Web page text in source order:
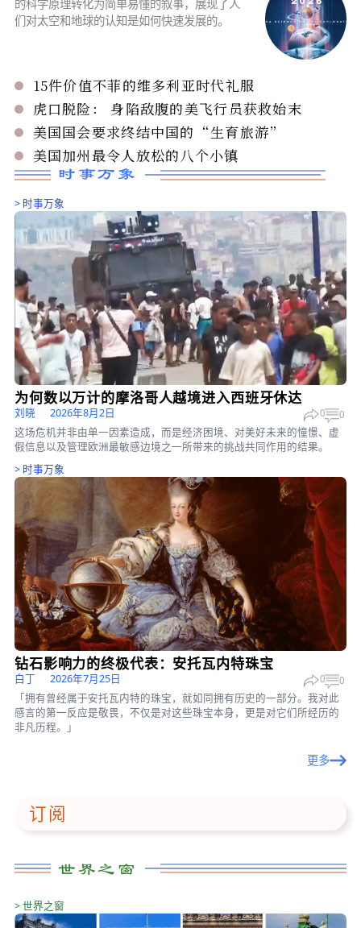
三才新语：AI录音笔是「解放双手」，还是根本
「解放思考」？
AI录音笔这类产品正以「解放双手」「专心聆听」的口号，快速进
议、学习、访谈等各种场景。但是，它所带来的便利，极有可能在
不觉中削弱我们最珍贵的认知能力，甚至让人类逐渐失去深入学习
动思考的本能。
三才新语
NASA月历展现罕见宇宙景观
陈俊村
这些图片将肉眼不可见的光线频率和数据背后
的科学原理转化为简单易懂的叙事，展现了人
们对太空和地球的认知是如何快速发展的。
15件价值不菲的维多利亚时代礼服
虎口脱险： 身陷敌腹的美飞行员获救始末
美国国会要求终结中国的“生育旅游”
美国加州最令人放松的八个小镇
时事万象
>时事万象
为何数以万计的摩洛哥人越境进入西班牙休达
刘晓 2026年8月2日
这场危机并非由单一因素造成，而是经济困境、对美好未来的憧憬
假信息以及管理欧洲最敏感边境之一所带来的挑战共同作用的结果